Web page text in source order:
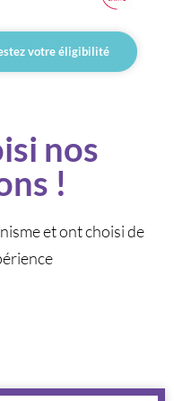
votre éligibilité
nos
!
et ont choisi de